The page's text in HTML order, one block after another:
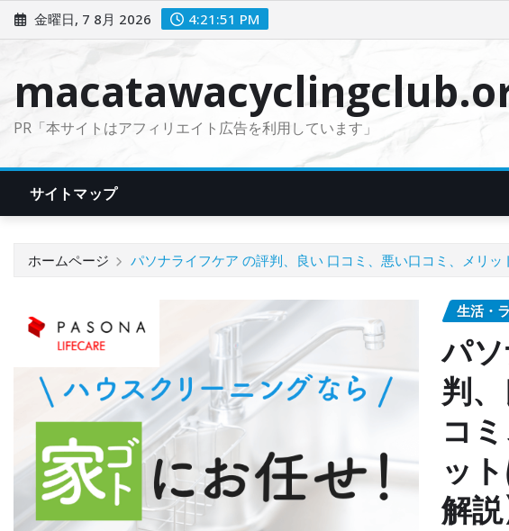
ン
金曜日, 7 8月 2026 4:21:52 PM
PR「本サイトはアフィリエイト広告を利用しています」
サイトマップ
ホームページ パソナライフケア の評判、良い 口コミ、悪い口コミ、メリッ
生活・
パ
判
コ
ッ
解説